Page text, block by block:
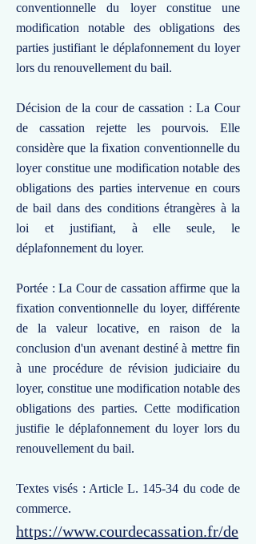
conventionnelle du loyer constitue une
modification notable des obligations des
parties justifiant le déplafonnement du loyer
lors du renouvellement du bail.
Décision de la cour de cassation : La Cour
de cassation rejette les pourvois. Elle
considère que la fixation conventionnelle du
loyer constitue une modification notable des
obligations des parties intervenue en cours
de bail dans des conditions étrangères à la
loi et justifiant, à elle seule, le
déplafonnement du loyer.
Portée : La Cour de cassation affirme que la
fixation conventionnelle du loyer, différente
de la valeur locative, en raison de la
conclusion d'un avenant destiné à mettre fin
à une procédure de révision judiciaire du
loyer, constitue une modification notable des
obligations des parties. Cette modification
justifie le déplafonnement du loyer lors du
renouvellement du bail.
Textes visés : Article L. 145-34 du code de
commerce.
https://www.courdecassation.fr/de